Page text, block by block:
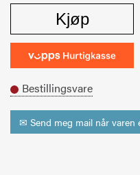
Kjøp
Bestillingsvare
✉ Send meg mail når varen